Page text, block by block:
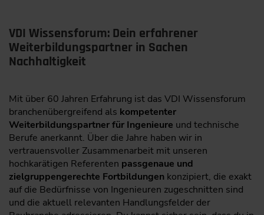
VDI Wissensforum: Dein erfahrener
Weiterbildungspartner in Sachen
Nachhaltigkeit
Mit über 60 Jahren Erfahrung ist das VDI Wissensforum
branchenübergreifend als kompetenter
Weiterbildungspartner für Ingenieure und technische
Berufe anerkannt. Über die Jahre haben wir in
vertrauensvoller Zusammenarbeit mit unseren
hochkarätigen Referenten passgenaue und
zielgruppengerechte Fortbildungen konzipiert, die exakt
auf die Bedürfnisse von Ingenieuren zugeschnitten sind
und die aktuell relevanten Handlungsfelder der